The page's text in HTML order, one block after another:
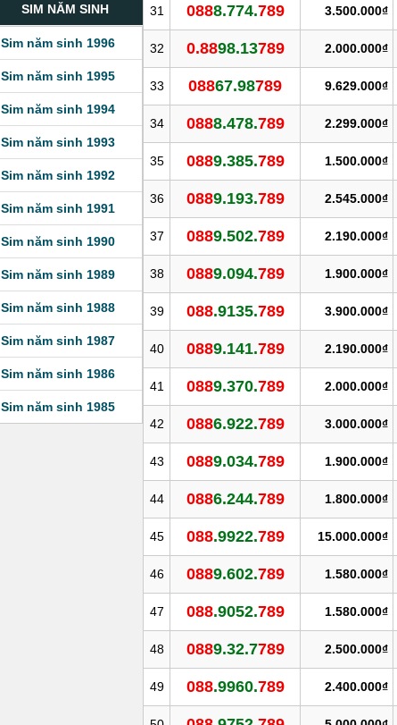
SIM NĂM SINH
Sim năm sinh 1996
Sim năm sinh 1995
Sim năm sinh 1994
Sim năm sinh 1993
Sim năm sinh 1992
Sim năm sinh 1991
Sim năm sinh 1990
Sim năm sinh 1989
Sim năm sinh 1988
Sim năm sinh 1987
Sim năm sinh 1986
Sim năm sinh 1985
31 0888.774.789 3.500.000₫
32 0.8898.13789 2.000.000₫
33 08867.98789 9.629.000₫
34 0888.478.789 2.299.000₫
35 0889.385.789 1.500.000₫
36 0889.193.789 2.545.000₫
37 0889.502.789 2.190.000₫
38 0889.094.789 1.900.000₫
39 088.9135.789 3.900.000₫
40 0889.141.789 2.190.000₫
41 0889.370.789 2.000.000₫
42 0886.922.789 3.000.000₫
43 0889.034.789 1.900.000₫
44 0886.244.789 1.800.000₫
45 088.9922.789 15.000.000₫
46 0889.602.789 1.580.000₫
47 088.9052.789 1.580.000₫
48 0889.32.7789 2.500.000₫
49 088.9960.789 2.400.000₫